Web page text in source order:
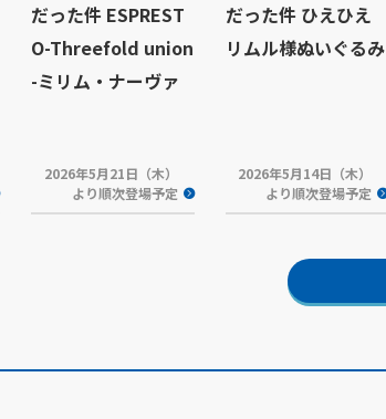
だった件 ESPREST
O-Threefold union
-ミリム・ナーヴァ
2026年5月21日（木）
より順次登場予定
だった件 ひえひえ
リムル様ぬいぐるみ
2026年5月14日（木）
より順次登場予定